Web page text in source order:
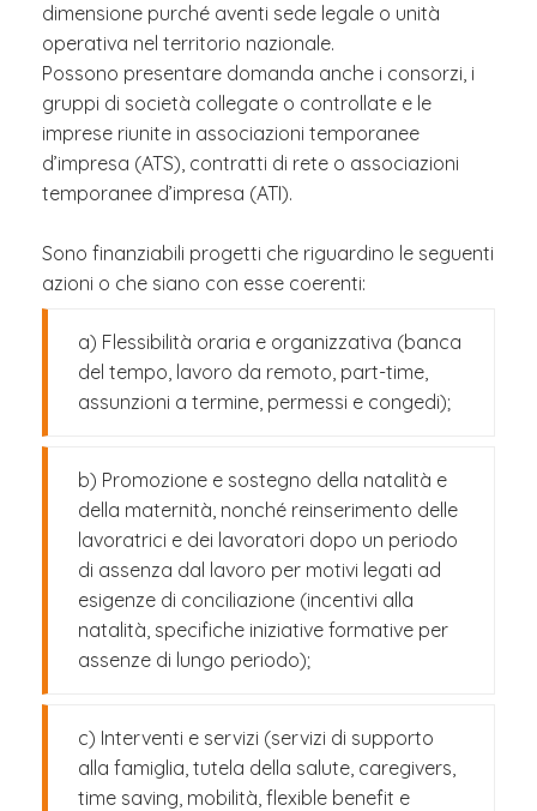
dimensione purché aventi sede legale o unità
operativa nel territorio nazionale.
Possono presentare domanda anche i consorzi, i
gruppi di società collegate o controllate e le
imprese riunite in associazioni temporanee
d’impresa (ATS), contratti di rete o associazioni
temporanee d’impresa (ATI).
Sono finanziabili progetti che riguardino le seguenti
azioni o che siano con esse coerenti:
a) Flessibilità oraria e organizzativa (banca
del tempo, lavoro da remoto, part-time,
assunzioni a termine, permessi e congedi);
b) Promozione e sostegno della natalità e
della maternità, nonché reinserimento delle
lavoratrici e dei lavoratori dopo un periodo
di assenza dal lavoro per motivi legati ad
esigenze di conciliazione (incentivi alla
natalità, specifiche iniziative formative per
assenze di lungo periodo);
c) Interventi e servizi (servizi di supporto
alla famiglia, tutela della salute, caregivers,
time saving, mobilità, flexible benefit e